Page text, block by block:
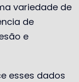
variedade de
de
e
esses dados